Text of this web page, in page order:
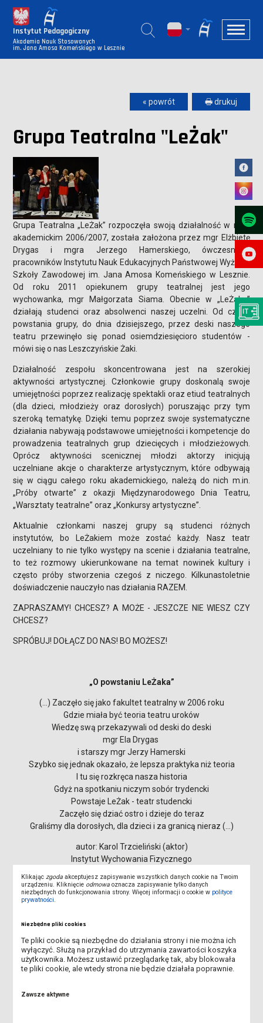
Instytut Pedagogiczny
Akademia Nauk Stosowanych
im. Jana Amosa Komeńskiego w Lesznie
« powrót 🖶 drukuj
Grupa Teatralna "LeŻak"
Grupa Teatralna „LeŻak” rozpoczęła swoją działalność w roku
akademickim 2006/2007, została założona przez mgr Elżbietę
Drygas i mgra Jerzego Hamerskiego, ówczesnych
pracowników Instytutu Nauk Edukacyjnych Państwowej Wyższej
Szkoły Zawodowej im. Jana Amosa Komeńskiego w Lesznie.
Od roku 2011 opiekunem grupy teatralnej jest jego
wychowanka, mgr Małgorzata Siama. Obecnie w „LeŻaku”
działają studenci oraz absolwenci naszej uczelni. Od czasu
powstania grupy, do dnia dzisiejszego, przez deski naszego
teatru przewinęło się ponad osiemdziesięcioro studentów -
mówi się o nas Leszczyńskie Żaki.
Działalność zespołu skoncentrowana jest na szerokiej
aktywności artystycznej. Członkowie grupy doskonalą swoje
umiejętności poprzez realizację spektakli oraz etiud teatralnych
(dla dzieci, młodzieży oraz dorosłych) poruszając przy tym
szeroką tematykę. Dzięki temu poprzez swoje systematyczne
działania nabywają podstawowe umiejętności i kompetencje do
prowadzenia teatralnych grup dziecięcych i młodzieżowych.
Oprócz aktywności scenicznej młodzi aktorzy inicjują
uczelniane akcje o charakterze artystycznym, które odbywają
się w ciągu całego roku akademickiego, należą do nich m.in.
„Próby otwarte” z okazji Międzynarodowego Dnia Teatru,
„Warsztaty teatralne” oraz „Konkursy artystyczne”.
Aktualnie członkami naszej grupy są studenci różnych
instytutów, bo LeŻakiem może zostać każdy. Nasz teatr
uczelniany to nie tylko występy na scenie i działania teatralne,
to też rozmowy ukierunkowane na temat nowinek kultury i
często próby stworzenia czegoś z niczego. Kilkunastoletnie
doświadczenie nauczyło nas działania RAZEM.
ZAPRASZAMY! CHCESZ? A MOŻE - JESZCZE NIE WIESZ CZY
CHCESZ?
SPRÓBUJ! DOŁĄCZ DO NAS! BO MOŻESZ!
„O powstaniu LeŻaka”
(...) Zaczęło się jako fakultet teatralny w 2006 roku
Gdzie miała być teoria teatru uroków
Wiedzę swą przekazywali od deski do deski
mgr Ela Drygas
i starszy mgr Jerzy Hamerski
Szybko się jednak okazało, że lepsza praktyka niż teoria
I tu się rozkręca nasza historia
Gdyż na spotkaniu niczym sobór trydencki
Powstaje LeŻak - teatr studencki
Zaczęło się dziać ostro i dzieje do teraz
Graliśmy dla dorosłych, dla dzieci i za granicą nieraz (...)
autor: Karol Trzcieliński (aktor)
Instytut Wychowania Fizycznego
Opiekun: mgr Małgorzata Siama
Klikajączgoda akceptujesz zapisywanie wszystkich danych cookie na Twoim
urządzeniu. Kliknięcie odmowa oznacza zapisywanie tylko danych
niezbędnych do funkcjonowania strony. Więcej informacji o cookie w polityce
prywatności.
Niezbędne pliki cookies
Te pliki cookie są niezbędne do działania strony i nie można ich
wyłączyć. Służą na przykład do utrzymania zawartości koszyka
użytkownika. Możesz ustawić przeglądarkę tak, aby blokowała
te pliki cookie, ale wtedy strona nie będzie działała poprawnie.
Zawsze aktywne